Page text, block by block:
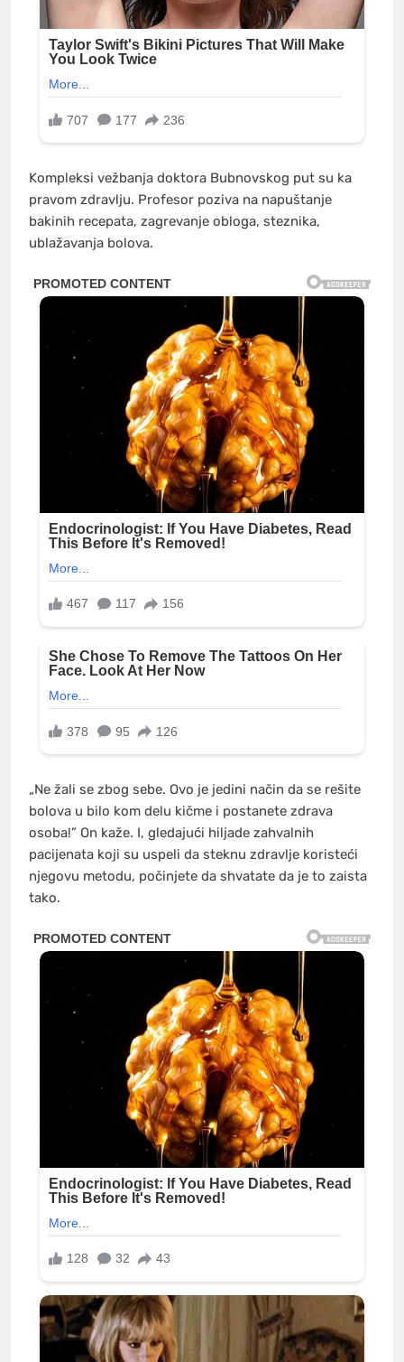
Kompleksi vežbanja doktora Bubnovskog put su ka
pravom zdravlju. Profesor poziva na napuštanje
bakinih recepata, zagrevanje obloga, steznika,
ublažavanja bolova.
„Ne žali se zbog sebe. Ovo je jedini način da se rešite
bolova u bilo kom delu kičme i postanete zdrava
osoba!” On kaže. I, gledajući hiljade zahvalnih
pacijenata koji su uspeli da steknu zdravlje koristeći
njegovu metodu, počinjete da shvatate da je to zaista
tako.